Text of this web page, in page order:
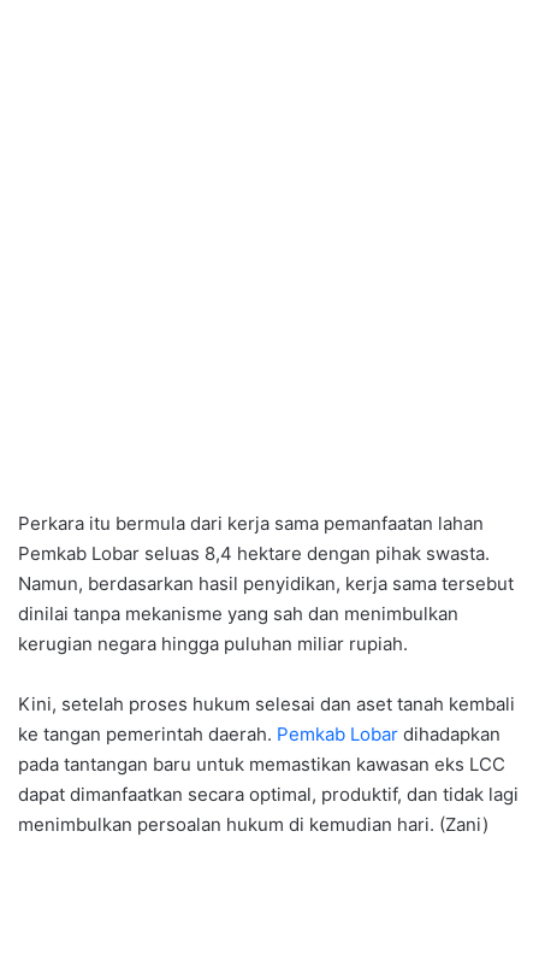
Perkara itu bermula dari kerja sama pemanfaatan lahan
Pemkab Lobar seluas 8,4 hektare dengan pihak swasta.
Namun, berdasarkan hasil penyidikan, kerja sama tersebut
dinilai tanpa mekanisme yang sah dan menimbulkan
kerugian negara hingga puluhan miliar rupiah.
Kini, setelah proses hukum selesai dan aset tanah kembali
ke tangan pemerintah daerah. Pemkab Lobar dihadapkan
pada tantangan baru untuk memastikan kawasan eks LCC
dapat dimanfaatkan secara optimal, produktif, dan tidak lagi
menimbulkan persoalan hukum di kemudian hari. (Zani)